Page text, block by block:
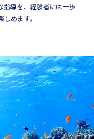
指導を、経験者には一歩
めます。